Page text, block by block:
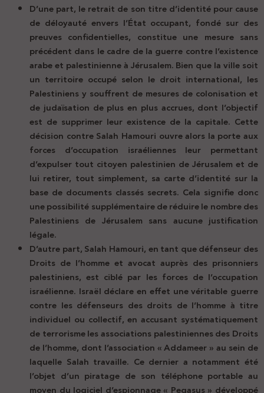
D’une part, le retrait de son titre d’identité pour cause
de déloyauté envers l’État occupant, fondé sur des
preuves confidentielles, constitue une mesure sans
précédent dans le cadre de la guerre contre l’existence
arabe et palestinienne à Jérusalem. Bien que la ville soit
un territoire occupé selon le droit international, les
Palestiniens y souffrent de mesures de colonisation et
de judaïsation de plus en plus accrues, dont l’objectif
est de supprimer leur existence de la capitale. Cette
décision contre Salah Hamouri ouvre alors la porte aux
forces d’occupation israéliennes leur permettant
d’expulser tout citoyen palestinien de Jérusalem et de
lui retirer, tout simplement, sa carte d’identité sur la
base de documents classés secrets. Cela signifie donc
une possibilité supplémentaire de réduire le nombre des
Palestiniens de Jérusalem sans aucune justification
légale.
D’autre part, Salah Hamouri, en tant que défenseur des
Droits de l’homme et avocat auprès des prisonniers
palestiniens, est ciblé par les forces de l’occupation
israélienne. Israël déclare en effet une véritable guerre
contre les défenseurs des droits de l’homme à titre
individuel ou collectif, en accusant systématiquement
de terrorisme les associations palestiniennes des Droits
de l’homme, dont l’association « Addameer » au sein de
laquelle Salah travaille. Ce dernier a notamment été
l’objet d’un piratage de son téléphone portable au
moyen du logiciel d’espionnage « Pegasus » développé